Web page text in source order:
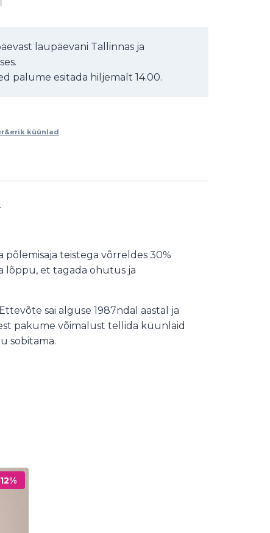
laupäevani Tallinnas ja
palume esitada hiljemalt 14.00.
küünlad
teistega võrreldes 30%
lõppu, et tagada ohutus ja
sai alguse 1987ndal aastal ja
pakume võimalust tellida küünlaid
sobitama.